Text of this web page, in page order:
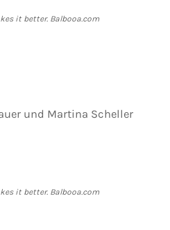
it better. Balbooa.com
und Martina Scheller
it better. Balbooa.com